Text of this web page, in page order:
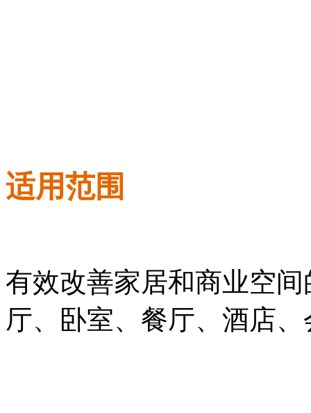
适用范围
有效改善家居和商业空
厅、卧室、餐厅、酒店